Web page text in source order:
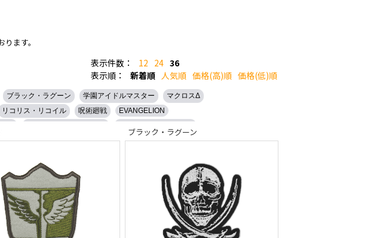
ます。
表示件数： 12 24 36
表示順：
新着順 人気順 価格(高)順 価格(低)順
ブラック・ラグーン 学園アイドルマスター
マクロスΔ
リコリス・リコイル 呪術廻戦
EVANGELION
ーカイブ -Blue Archive- ゴジラ
機動戦士Zガンダム
ブラック・ラグーン